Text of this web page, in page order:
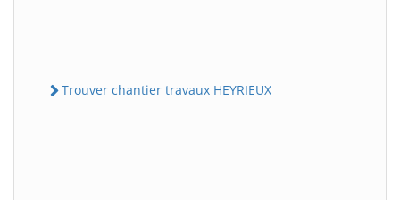
Trouver chantier travaux HEYRIEUX